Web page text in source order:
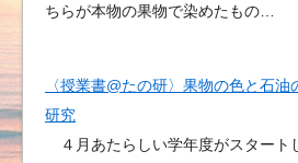
ちらが本物の果物で染めたもの…
〈授業書@たの研〉果物の色と石
研究
４月あたらしい学年度がスタート